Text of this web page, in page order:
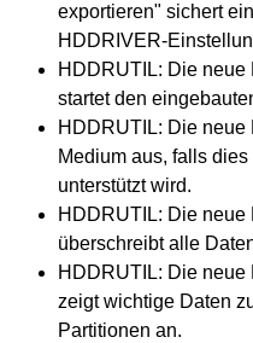
exportieren" sichert
HDDRIVER-
HDDRUTIL: Die neue
startet den
HDDRUTIL: Die neue
Medium aus, falls
unterstützt wird.
HDDRUTIL: Die
überschreibt alle
HDDRUTIL: Die
zeigt wichtige Daten
Partitionen an.